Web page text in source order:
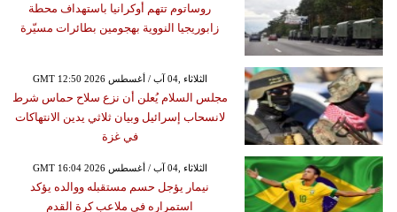
روساتوم تتهم أوكرانيا باستهداف محطة
زابوريجيا النووية بهجومين بطائرات مسيّرة
GMT 12:50 2026 الثلاثاء ,04 آب / أغسطس
مجلس السلام يُعلن أن نزع سلاح حماس شرط
لانسحاب إسرائيل وبيان ثلاثي يدين الانتهاكات
في غزة
GMT 16:04 2026 الثلاثاء ,04 آب / أغسطس
نيمار يؤجل حسم مستقبله ووالده يؤكد
استمراره في ملاعب كرة القدم